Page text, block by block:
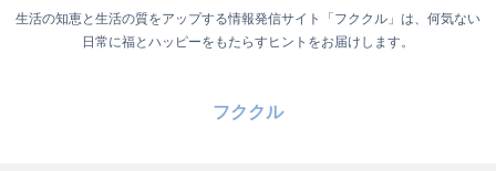
生活の知恵と生活の質をアップする情報発信サイト「フククル」は、何気ない
日常に福とハッピーをもたらすヒントをお届けします。
フククル